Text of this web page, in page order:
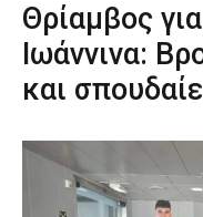
Θρίαμβος
Ιωάννινα:
και